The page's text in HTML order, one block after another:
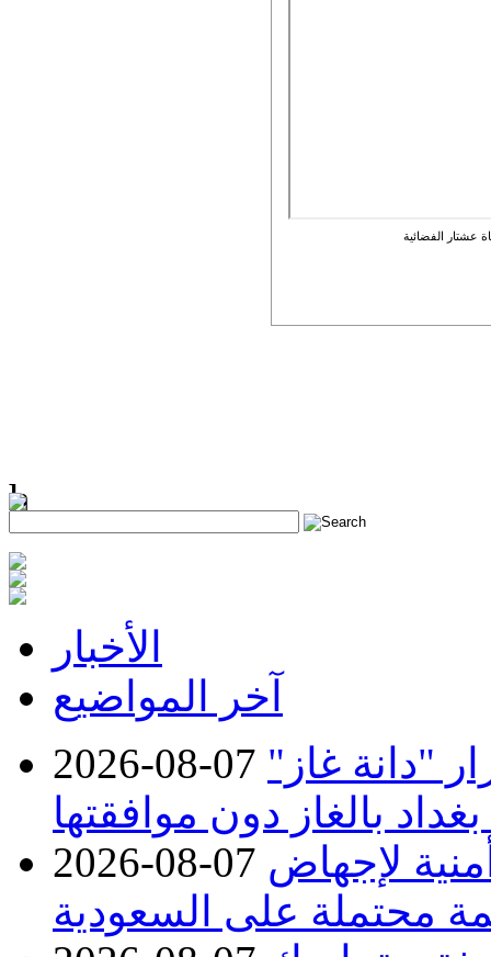
عشتار الفضائية
h
الأخبار
آخر المواضيع
2026-08-07 "دانة غاز"
بالغاز دون موافقتها
2026-08-07 لإجهاض
محتملة على السعودية